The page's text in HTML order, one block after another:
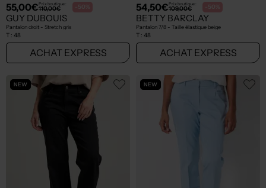
55,00€Prix boutique :
110,00€ -50%
GUY DUBOUIS
Pantalon droit - Stretch gris
T : 48
ACHAT EXPRESS
54,50€Prix boutique :
109,00€ -50%
BETTY BARCLAY
Pantalon 7/8 - Taille élastique beige
T : 48
ACHAT EXPRESS
NEW NEW